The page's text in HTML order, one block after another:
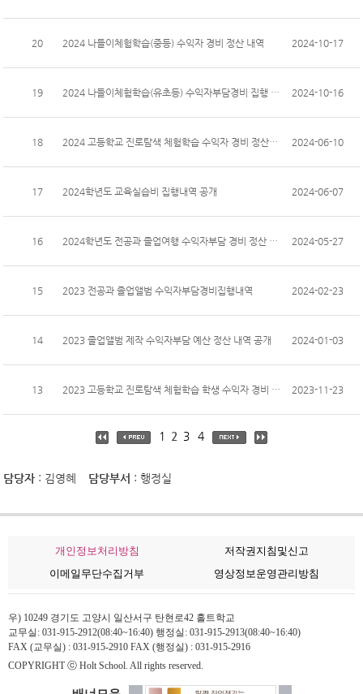
20 2024 나들이체험학습(중등) 수익자 경비 정산 내역 2024-10-17
19 2024 나들이체험학습(유초등) 수익자부담경비 집행 내역 공개 2024-10-16
18 2024 고등학교 진로탐색 체험학습 수익자 경비 정산보고 2024-06-10
17 2024학년도 교육실습비 집행내역 공개 2024-06-07
16 2024학년도 전공과 졸업여행 수익자부담 경비 정산 내역 2024-05-27
15 2023 전공과 졸업앨범 수익자부담경비집행내역 2024-02-23
14 2023 졸업앨범 제작 수익자부담 예산 정산 내역 공개 2024-01-03
13 2023 고등학교 진로탐색 체험학습 학생 수익자 경비 정산 2023-11-23
1 2 3 4
담당자 : 김영혜 담당부서 : 행정실
개인정보처리방침
저작권지침및신고
이메일무단수집거부
영상정보운영관리방침
우) 10249 경기도 고양시 일산서구 탄현로42 홀트학교
교무실: 031-915-2912(08:40~16:40) 행정실: 031-915-2913(08:40~16:40)
FAX (교무실) : 031-915-2910 FAX (행정실) : 031-915-2916
COPYRIGHT ⓒ Holt School. All rights reserved.